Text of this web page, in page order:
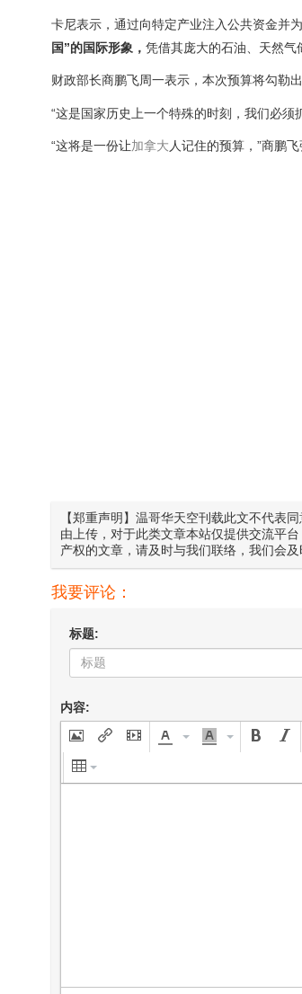
卡尼表示，通过向特定产业注入公共资金并
国”的国际形象， 凭借其庞大的石油、天然气
财政部长商鹏飞周一表示，本次预算将勾勒
“这是国家历史上一个特殊的时刻，我们必
“这将是一份让加拿大 人记住的预算，”商鹏
【郑重声明】温哥华天空刊载此文不代表
由上传，对于此类文章本站仅提供交流平
产权的文章，请及时与我们联络，我们会
我要评论：
标题:
内容: